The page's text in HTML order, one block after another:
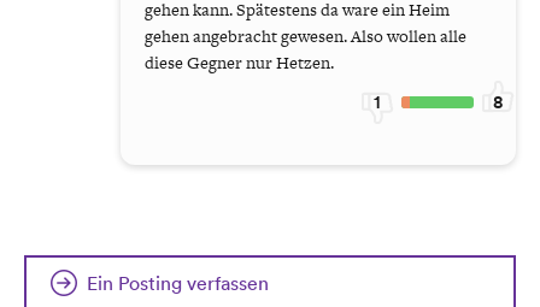
gehen kann. Spätestens da ware ein Heim
gehen angebracht gewesen. Also wollen alle
diese Gegner nur Hetzen.
1 8
Ein Posting verfassen